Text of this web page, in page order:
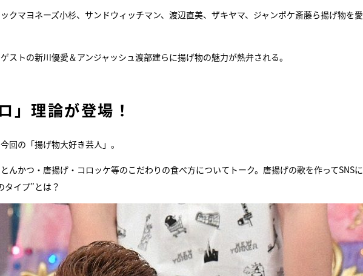
クマヨネーズ小杉、サンドウィッチマン、渡辺直美、ザキヤマ、ジャンポケ斎藤ら揚げ物を愛
ストの新川優愛＆アンジャッシュ渡部建らに揚げ物の魅力が熱弁される。
」理論が登場！
回の「揚げ物大好き芸人」。
んかつ・唐揚げ・コロッケ等のこだわりの食べ方についてトーク。唐揚げの歌を作ってSNSに
タイプ”とは？